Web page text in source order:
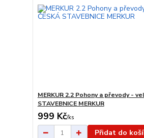
MERKUR 2.2 Pohony a převody -
STAVEBNICE MERKUR
999 Kč/ks
Přidat do